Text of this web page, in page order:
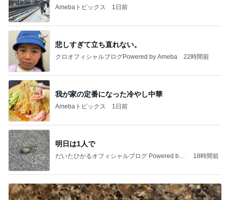
Amebaトピックス 1日前
悲しすぎて立ち直れない。
クロオフィシャルブログPowered by Ameba 22時間前
我が家の定番になった冷やし中華
Amebaトピックス 1日前
明日は1人で
だいたひかるオフィシャルブログ Powered by
18時間前